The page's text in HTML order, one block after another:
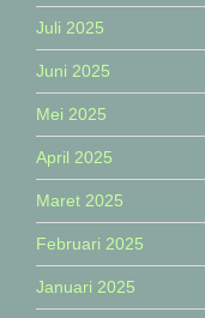
Juli 2025
Juni 2025
Mei 2025
April 2025
Maret 2025
Februari 2025
Januari 2025